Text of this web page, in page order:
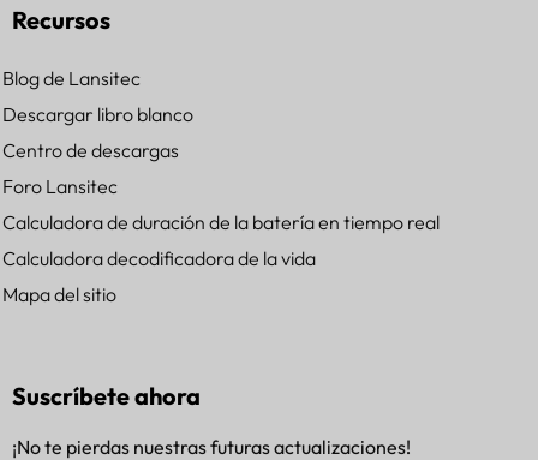
Recursos
Blog de Lansitec
Descargar libro blanco
Centro de descargas
Foro Lansitec
Calculadora de duración de la batería en tiempo real
Calculadora decodificadora de la vida
Mapa del sitio
Suscríbete ahora
¡No te pierdas nuestras futuras actualizaciones!